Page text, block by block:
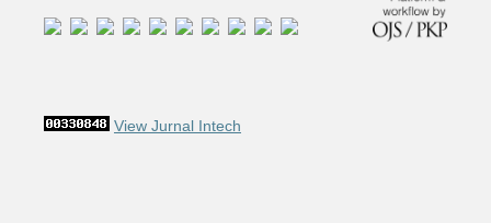
View Jurnal Intech